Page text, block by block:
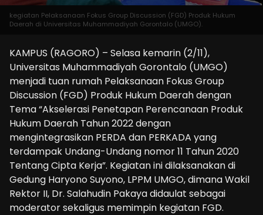
kegiatan Pelaksanaan Fokus Group Discussion (FGD) Produk Hukum
Daerah di Universitas Muhammadiyah Gorontalo (UMGO).
KAMPUS (RAGORO) – Selasa kemarin (2/11),
Universitas Muhammadiyah Gorontalo (UMGO)
menjadi tuan rumah Pelaksanaan Fokus Group
Discussion (FGD) Produk Hukum Daerah dengan
Tema “Akselerasi Penetapan Perencanaan Produk
Hukum Daerah Tahun 2022 dengan
mengintegrasikan PERDA dan PERKADA yang
terdampak Undang-Undang nomor 11 Tahun 2020
Tentang Cipta Kerja”. Kegiatan ini dilaksanakan di
Gedung Haryono Suyono, LPPM UMGO, dimana Wakil
Rektor II, Dr. Salahudin Pakaya didaulat sebagai
moderator sekaligus memimpin kegiatan FGD.